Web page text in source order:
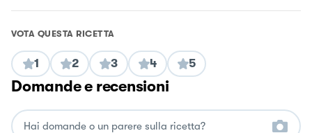
VOTA QUESTA RICETTA
1 2 3 4 5
Domande e recensioni